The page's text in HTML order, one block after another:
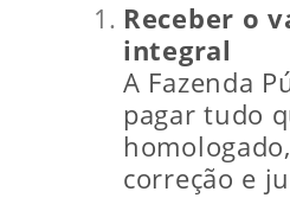
Receber o
integral
A Fazenda
pagar tudo
correção e